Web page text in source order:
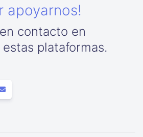
apoyarnos!
contacto en
plataformas.